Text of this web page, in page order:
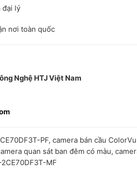
đại lý
nơi toàn quốc
Nghệ HTJ Việt Nam
PF, camera bán cầu
quan sát ban đêm có màu,
MF